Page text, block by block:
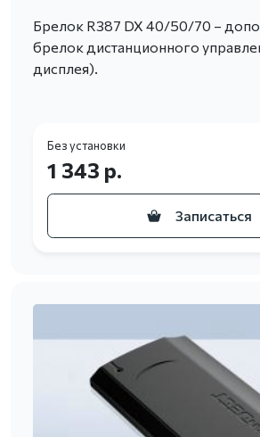
Брелок R387 DX 40/50/70 –
брелок дистанционного
дисплея).
Без установки
1 343 р.
Записаться